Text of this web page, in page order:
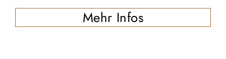
Mehr Infos